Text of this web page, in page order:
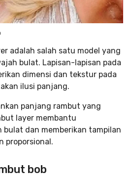
adalah salah satu model yang
bulat. Lapisan-lapisan pada
dimensi dan tekstur pada
ilusi panjang.
panjang rambut yang
layer membantu
bulat dan memberikan tampilan
proporsional.
bob